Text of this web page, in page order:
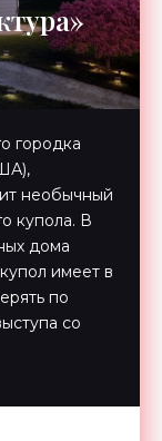
городка
необычный
купола. В
дома
имеет в
по
со